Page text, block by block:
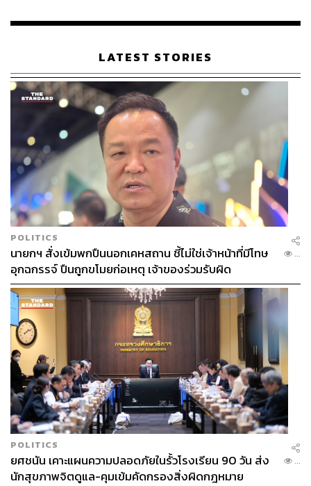
เรือนไทยที่ถูกซุกไว้
LATEST STORIES
POLITICS
นายกฯ สั่งเข้มพกปืนนอกเคหสถาน ชี้ไม่ใช่เจ้าหน้าที่มีโทษ
อุกฉกรรจ์ ปืนถูกขโมยก่อเหตุ เจ้าของร่วมรับผิด
...
POLITICS
ยศชนัน เคาะแผนความปลอดภัยในรั้วโรงเรียน 90 วัน ส่ง
นักสุขภาพจิตดูแล-คุมเข้มคัดกรองสิ่งผิดกฎหมาย
...